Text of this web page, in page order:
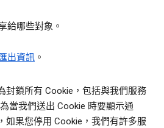
給哪些對象。
匯出資訊 。
封鎖所有 Cookie，包括與我們服務
當我們送出 Cookie 時要顯示通
如果您停用 Cookie，我們有許多服